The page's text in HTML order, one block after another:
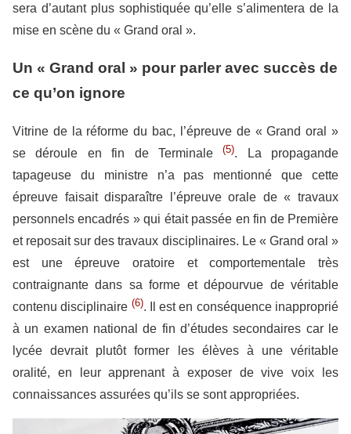
sera d’autant plus sophistiquée qu’elle s’alimentera de la
mise en scène du « Grand oral ».
Un « Grand oral » pour parler avec succès de
ce qu’on ignore
Vitrine de la réforme du bac, l’épreuve de « Grand oral »
se déroule en fin de Terminale(5). La propagande
tapageuse du ministre n’a pas mentionné que cette
épreuve faisait disparaître l’épreuve orale de « travaux
personnels encadrés » qui était passée en fin de Première
et reposait sur des travaux disciplinaires. Le « Grand oral »
est une épreuve oratoire et comportementale très
contraignante dans sa forme et dépourvue de véritable
contenu disciplinaire (6). Il est en conséquence inapproprié
à un examen national de fin d’études secondaires car le
lycée devrait plutôt former les élèves à une véritable
oralité, en leur apprenant à exposer de vive voix les
connaissances assurées qu’ils se sont appropriées.